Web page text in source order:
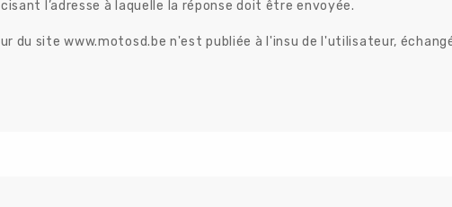
l’adresse à laquelle la réponse doit être envoyée.
du site www.motosd.be n'est publiée à l'insu de l'utilisateur,